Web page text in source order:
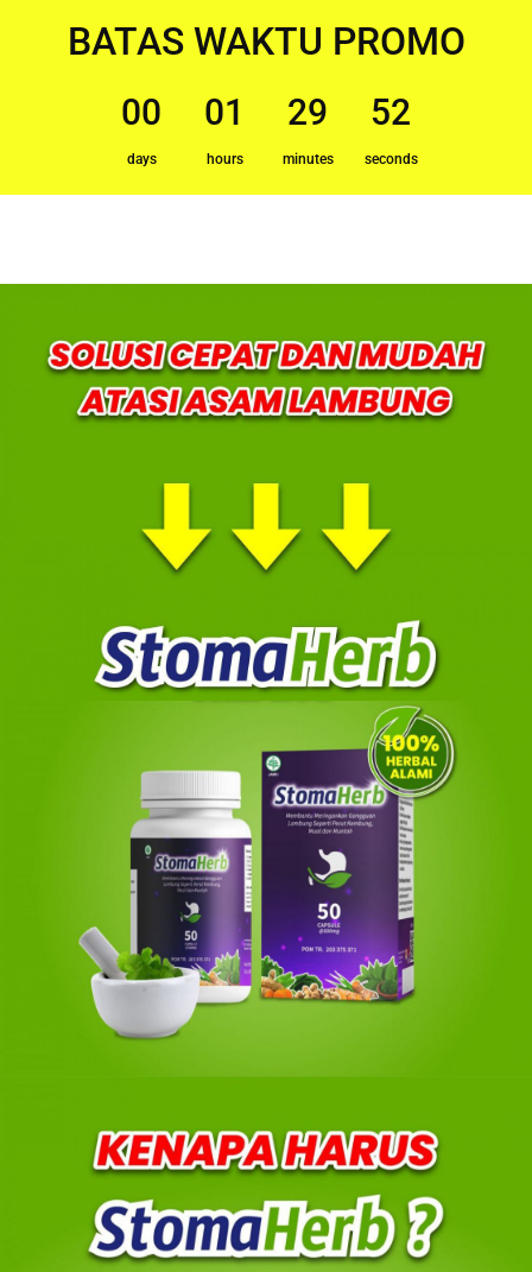
BATAS WAKTU PROMO
00
days
01
hours
29
minutes
52
seconds